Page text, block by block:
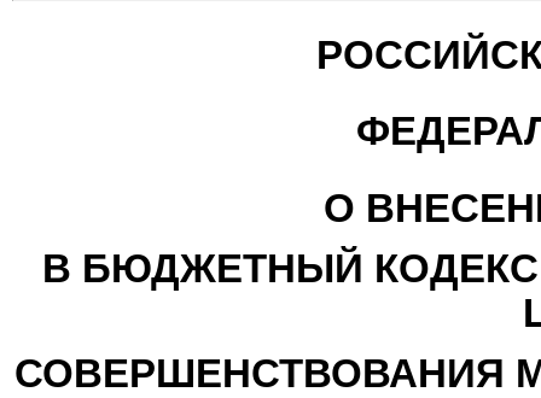
О
В БЮДЖЕТНЫЙ
СОВЕРШЕНСТВОВАНИЯ